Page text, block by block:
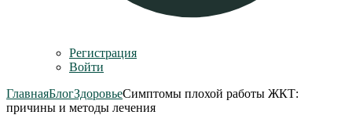
Регистрация
Войти
ГлавнаяБлогЗдоровьеСимптомы плохой работы ЖКТ:
причины и методы лечения